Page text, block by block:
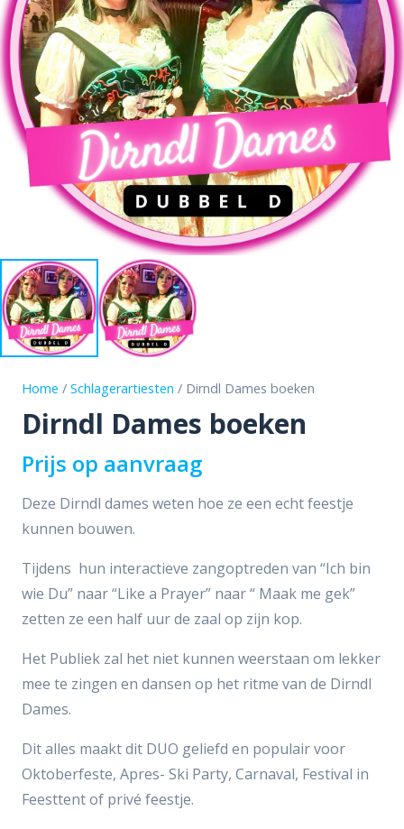
Home / Schlagerartiesten / Dirndl Dames boeken
Dirndl Dames boeken
Prijs op aanvraag
Deze Dirndl dames weten hoe ze een echt feestje
kunnen bouwen.
Tijdens hun interactieve zangoptreden van “Ich bin
wie Du” naar “Like a Prayer” naar “ Maak me gek”
zetten ze een half uur de zaal op zijn kop.
Het Publiek zal het niet kunnen weerstaan om lekker
mee te zingen en dansen op het ritme van de Dirndl
Dames.
Dit alles maakt dit DUO geliefd en populair voor
Oktoberfeste, Apres- Ski Party, Carnaval, Festival in
Feesttent of privé feestje.